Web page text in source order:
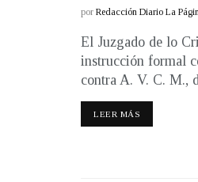
por Redacción Diario La
El Juzgado de lo
instrucción formal
contra A. V. C. M.,
LEER MÁS